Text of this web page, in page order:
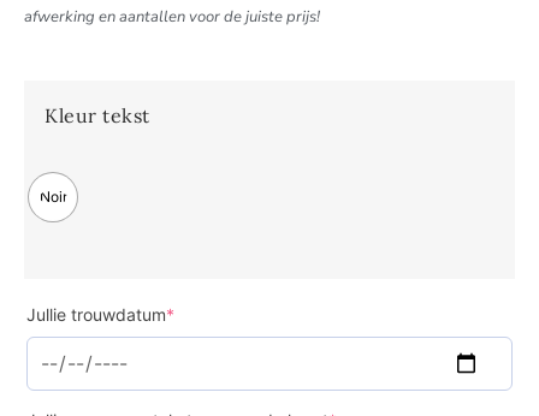
afwerking en aantallen voor de juiste prijs!
Kleur tekst
Noir
Jullie trouwdatum*